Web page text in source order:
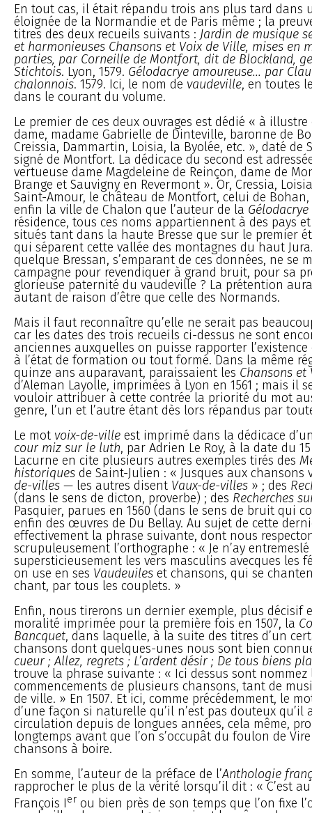
En tout cas, il était répandu trois ans plus tard dans
éloignée de la Normandie et de Paris même ; la
titres des deux recueils suivants : Jardin de musique
et harmonieuses Chansons et Voix de Ville, mises en
parties, par Corneille de Montfort, dit de Blockland,
Stichtois. Lyon, 1579. Gélodacrye amoureuse... par
chalonnois. 1579. Ici, le nom de vaudeville, en toutes
dans le courant du volume.
Le premier de ces deux ouvrages est dédié « à
dame, madame Gabrielle de Dinteville, baronne de
Creissia, Dammartin, Loisia, la Byolée, etc. », daté de
signé de Montfort. La dédicace du second est
vertueuse dame Magdeleine de Reinçon, dame de
Brange et Sauvigny en Revermont ». Or, Cressia,
Saint-Amour, le château de Montfort, celui de Bohan,
enfin la ville de Chalon que l’auteur de la Gélodacrye
résidence, tous ces noms appartiennent à des pays
situés tant dans la haute Bresse que sur le premier
qui séparent cette vallée des montagnes du haut
quelque Bressan, s’emparant de ces données, ne se
campagne pour revendiquer à grand bruit, pour sa
glorieuse paternité du vaudeville ? La prétention
autant de raison d’être que celle des Normands.
Mais il faut reconnaître qu’elle ne serait pas
car les dates des trois recueils ci-dessus ne sont
anciennes auxquelles on puisse rapporter
à l’état de formation ou tout formé. Dans la même
quinze ans auparavant, paraissaient les Chansons et
d’Aleman Layolle, imprimées à Lyon en 1561 ; mais il
vouloir attribuer à cette contrée la priorité du mot
genre, l’un et l’autre étant dès lors répandus par
Le mot voix-de-ville est imprimé dans la dédicace
cour miz sur le luth, par Adrien Le Roy, à la date du
Lacurne en cite plusieurs autres exemples tirés des
historiques de Saint-Julien : « Jusques aux chansons
de-villes — les autres disent Vaux-de-villes » ; des
(dans le sens de dicton, proverbe) ; des Recherches
Pasquier, parues en 1560 (dans le sens de bruit qui
enfin des œuvres de Du Bellay. Au sujet de cette
effectivement la phrase suivante, dont nous
scrupuleusement l’orthographe : « Je n’ay
supersticieusement les vers masculins avecques les
on use en ses Vaudeuiles et chansons, qui se
chant, par tous les couplets. »
Enfin, nous tirerons un dernier exemple, plus décisif
moralité imprimée pour la première fois en 1507, la
Bancquet, dans laquelle, à la suite des titres d’un
chansons dont quelques-unes nous sont bien
cueur ; Allez, regrets ; L’ardent désir ; De tous biens
trouve la phrase suivante : « Ici dessus sont nommez
commencements de plusieurs chansons, tant de
de ville. » En 1507. Et ici, comme précédemment, le
d’une façon si naturelle qu’il n’est pas douteux qu’il
circulation depuis de longues années, cela même,
longtemps avant que l’on s’occupât du foulon de
chansons à boire.
En somme, l’auteur de la préface de l’Anthologie
rapprocher le plus de la vérité lorsqu’il dit : « C’est
François Ier ou bien près de son temps que l’on fixe